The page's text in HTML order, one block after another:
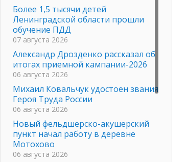
Более 1,5 тысячи детей
Ленинградской области прошли
обучение ПДД
07 августа 2026
Александр Дрозденко рассказал об
итогах приемной кампании-2026
06 августа 2026
Михаил Ковальчук удостоен звания
Героя Труда России
06 августа 2026
Новый фельдшерско-акушерский
пункт начал работу в деревне
Мотохово
06 августа 2026